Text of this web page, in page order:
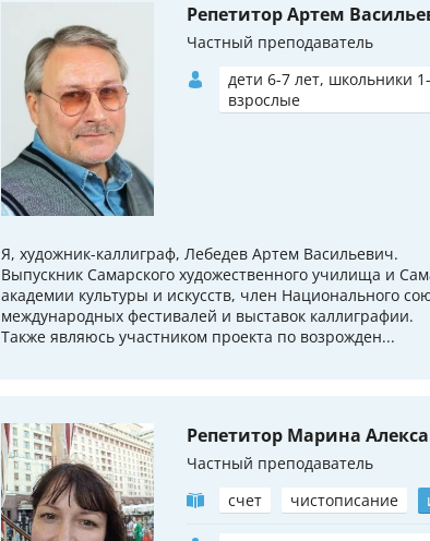
Репетитор Артем
Частный преподаватель
дети 6-7 лет, школьники
взрослые
Я, художник-каллиграф, Лебедев Артем Васильевич.
Выпускник Самарского художественного училища и
академии культуры и искусств, член Национального
международных фестивалей и выставок каллиграфии.
Также являюсь участником проекта по возрожден...
Репетитор Марина
Частный преподаватель
счет
чистописание